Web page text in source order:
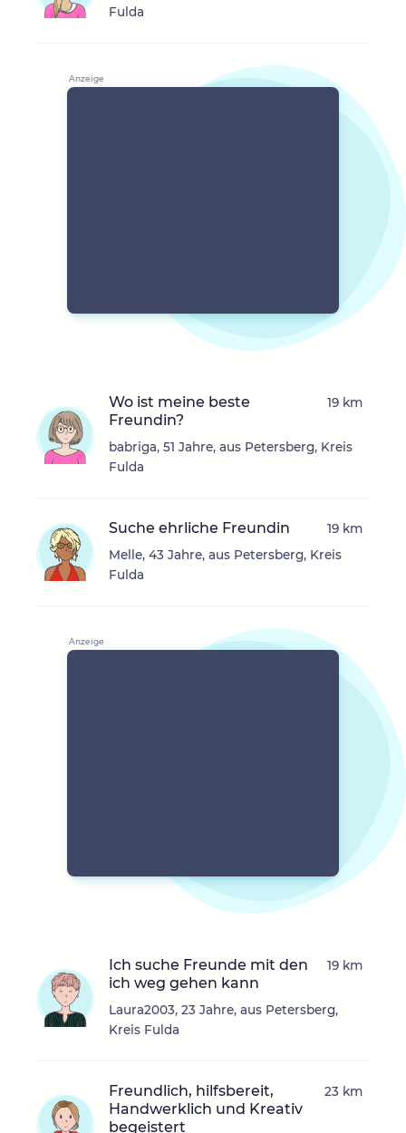
Fulda
Wo ist meine beste
Freundin?
babriga, 51 Jahre, aus Petersberg, Kreis
Fulda
19 km
Suche ehrliche Freundin
Melle, 43 Jahre, aus Petersberg, Kreis
Fulda
19 km
Ich suche Freunde mit den
ich weg gehen kann
Laura2003, 23 Jahre, aus Petersberg,
Kreis Fulda
19 km
Freundlich, hilfsbereit,
Handwerklich und Kreativ
begeistert
23 km